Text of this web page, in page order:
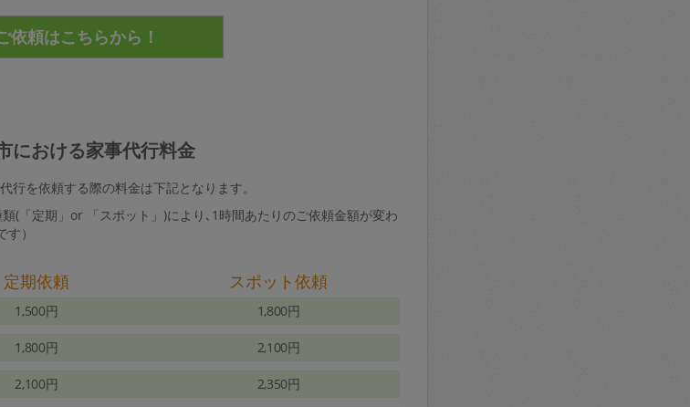
における家事代行料金
行を依頼する際の料金は下記となります。
(「定期」or 「スポット」)により､1時間あたりのご依頼金額が変わ
）
定期依頼 スポット依頼
1,500円 1,800円
1,800円 2,100円
2,100円 2,350円